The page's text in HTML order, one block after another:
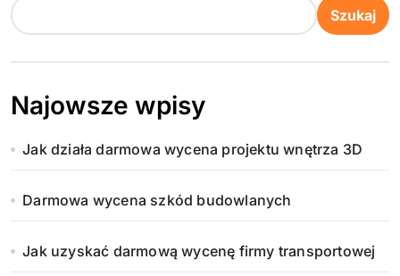
Szukaj
Najowsze wpisy
Jak działa darmowa wycena projektu wnętrza 3D
Darmowa wycena szkód budowlanych
Jak uzyskać darmową wycenę firmy transportowej